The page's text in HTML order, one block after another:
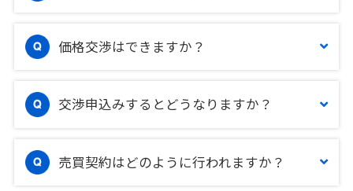
価格交渉はできますか？
交渉申込みするとどうなりますか？
売買契約はどのように行われますか？